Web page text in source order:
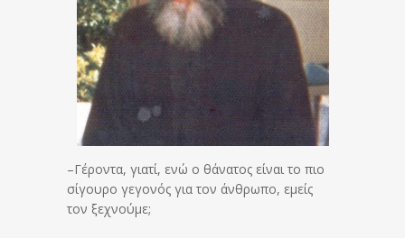
–Γέροντα, γιατί, ενώ ο θάνατος είναι το πιο
σίγουρο γεγονός για τον άνθρωπο, εμείς
τον ξεχνούμε;